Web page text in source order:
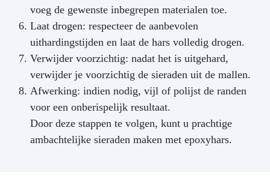
voeg de gewenste inbegrepen materialen toe.
Laat drogen: respecteer de aanbevolen
uithardingstijden en laat de hars volledig drogen.
Verwijder voorzichtig: nadat het is uitgehard,
verwijder je voorzichtig de sieraden uit de mallen.
Afwerking: indien nodig, vijl of polijst de randen
voor een onberispelijk resultaat.
Door deze stappen te volgen, kunt u prachtige
ambachtelijke sieraden maken met epoxyhars.